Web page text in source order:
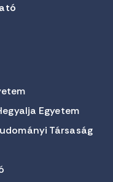
Egyetem
Társaság